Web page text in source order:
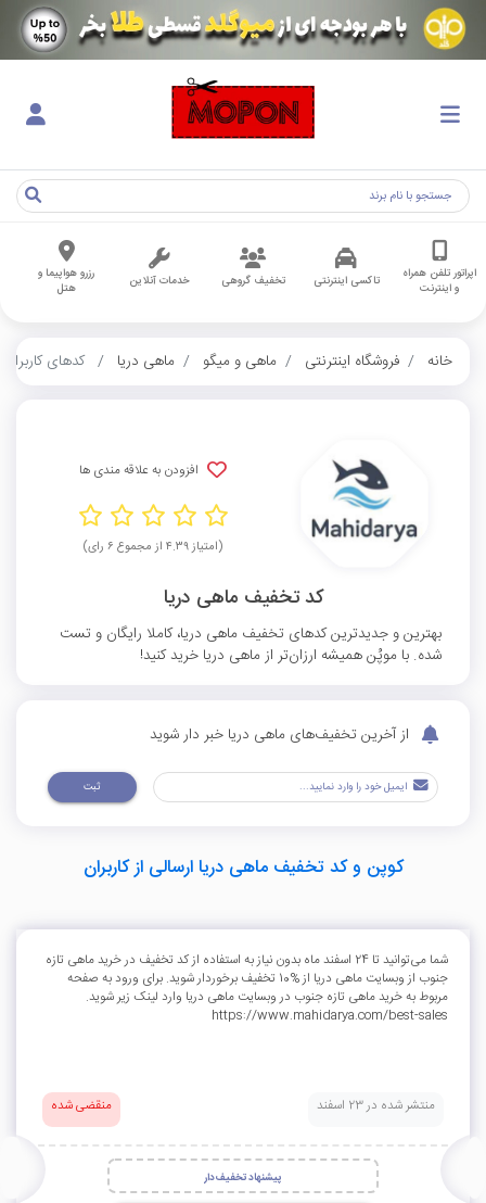
اپراتور تلفن همراه
و اینترنت
تاکسی اینترنتی تخفیف گروهی خدمات آنلاین
رزرو هواپیما و
هتل
خانه فروشگاه اینترنتی ماهی و میگو ماهی دریا کدهای کاربران
افزودن به علاقه مندی ها
(امتیاز ۴.۳۹ از مجموع ۶ رای)
کد تخفیف ماهی دریا
بهترین و جدیدترین کدهای تخفیف ماهی دریا، کاملا رایگان و تست
شده. با موپُن همیشه ارزان‌تر از ماهی دریا خرید کنید!
از آخرین تخفیف‌های ماهی دریا خبر دار شوید
ثبت
کوپن و کد تخفیف ماهی دریا ارسالی از کاربران
شما می‌توانید تا 24 اسفند ماه بدون نیاز به استفاده از کد تخفیف در خرید ماهی تازه
جنوب از وبسایت ماهی دریا از %10 تخفیف برخوردار شوید. برای ورود به صفحه
مربوط به خرید ماهی تازه جنوب در وبسایت ماهی دریا وارد لینک زیر شوید.
https://www.mahidarya.com/best-sales
منتشر شده در 23 اسفند منقضی شده
پیشنهاد تخفیف‌دار